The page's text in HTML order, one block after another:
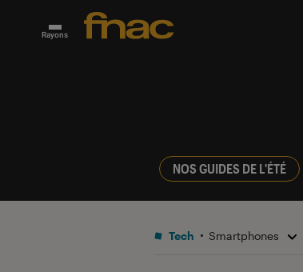
Rayons
NOS GUIDES DE L'ÉTÉ
Tech Smartphones